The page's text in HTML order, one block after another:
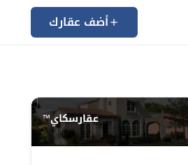
أضف عقارك
عقارسكاي™